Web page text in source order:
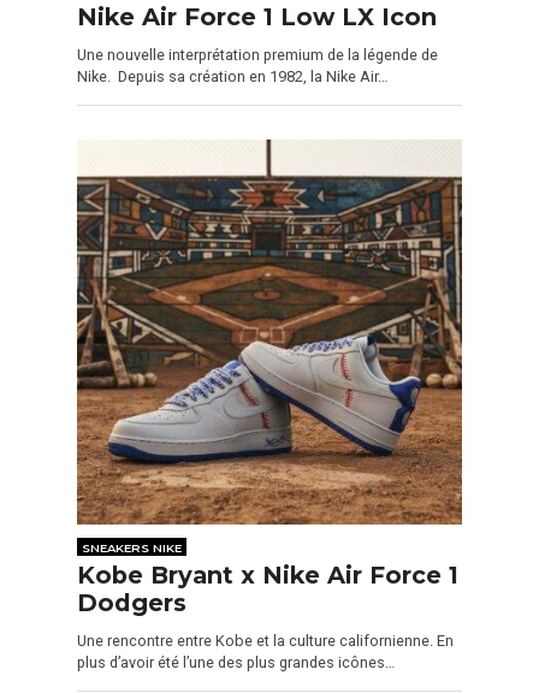
Nike Air Force 1 Low LX Icon
Une nouvelle interprétation premium de la légende de
Nike. Depuis sa création en 1982, la Nike Air…
SNEAKERS NIKE
Kobe Bryant x Nike Air Force 1
Dodgers
Une rencontre entre Kobe et la culture californienne. En
plus d’avoir été l’une des plus grandes icônes…